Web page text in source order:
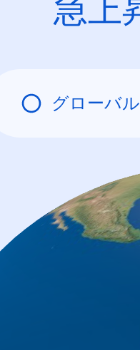
急上
グローバル